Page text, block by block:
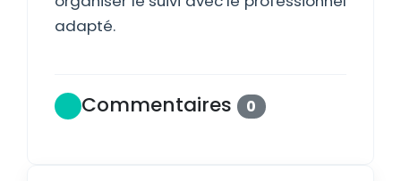
adapté.
Commentaires 0